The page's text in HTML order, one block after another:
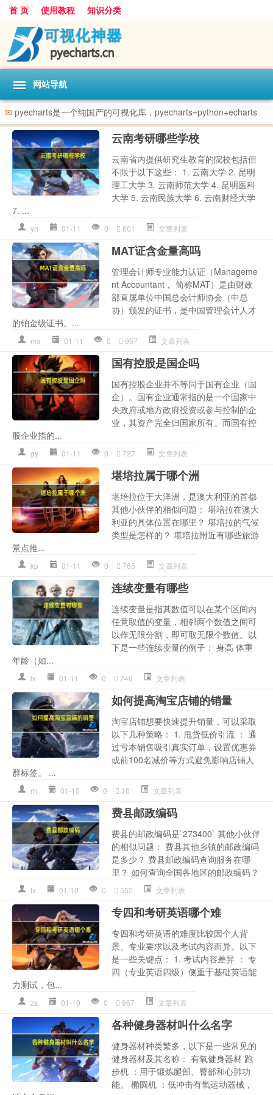
首 页 使用教程 知识分类
网站导航
✉ pyecharts是一个纯国产的可视化库，pyecharts=python+echarts
云南考研哪些学校
云南省内提供研究生教育的院校包括但
不限于以下这些： 1. 云南大学 2. 昆明
理工大学 3. 云南师范大学 4. 昆明医科
大学 5. 云南民族大学 6. 云南财经大学
7. ...
yn 01-11 0 601 文章列表
MAT证含金量高吗
管理会计师专业能力认证（Manageme
nt Accountant， 简称MAT）是由财政
部直属单位中国总会计师协会（中总
协）颁发的证书，是中国管理会计人才
的铂金级证书。...
ma 01-11 0 957 文章列表
国有控股是国企吗
国有控股企业并不等同于国有企业（国
企）。国有企业通常指的是一个国家中
央政府或地方政府投资或参与控制的企
业，其资产完全归国家所有。而国有控
股企业指的...
gy 01-11 0 727 文章列表
堪培拉属于哪个洲
堪培拉位于大洋洲，是澳大利亚的首都
其他小伙伴的相似问题： 堪培拉在澳大
利亚的具体位置在哪里？ 堪培拉的气候
类型是怎样的？ 堪培拉附近有哪些旅游
景点推...
kp 01-11 0 765 文章列表
连续变量有哪些
连续变量是指其数值可以在某个区间内
任意取值的变量，相邻两个数值之间可
以作无限分割，即可取无限个数值。以
下是一些连续变量的例子： 身高 体重
年龄（如...
lx 01-11 0 240 文章列表
如何提高淘宝店铺的销量
淘宝店铺想要快速提升销量，可以采取
以下几种策略： 1. 甩货低价引流 ： 通
过亏本销售吸引真实订单，设置优惠券
或前100名减价等方式避免影响店铺人
群标签。 ...
rh 01-10 0 10 文章列表
费县邮政编码
费县的邮政编码是`273400` 其他小伙伴
的相似问题： 费县其他乡镇的邮政编码
是多少？ 费县邮政编码查询服务在哪
里？ 如何查询全国各地区的邮政编码？
fx 01-10 0 552 文章列表
专四和考研英语哪个难
专四和考研英语的难度比较因个人背
景、专业要求以及考试内容而异。以下
是一些关键点： 1. 考试内容差异 ： 专
四（专业英语四级）侧重于基础英语能
力测试，包...
zs 01-10 0 967 文章列表
各种健身器材叫什么名字
健身器材种类繁多，以下是一些常见的
健身器材及其名称： 有氧健身器材 跑
步机 ：用于锻炼腿部、臀部和心肺功
能。 椭圆机 ：低冲击有氧运动器械，